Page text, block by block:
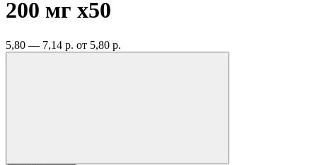
200 мг x50
5,80 — 7,14 р. от 5,80 р.